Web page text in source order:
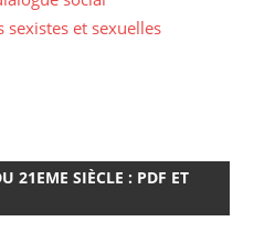
sexistes et sexuelles
21EME SIÈCLE : PDF ET